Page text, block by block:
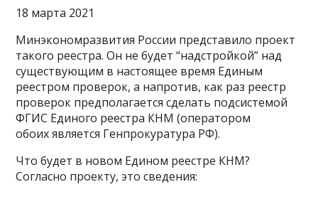
18 марта 2021
Минэкономразвития России представило проект
такого реестра. Он не будет “надстройкой” над
существующим в настоящее время Единым
реестром проверок, а напротив, как раз реестр
проверок предполагается сделать подсистемой
ФГИС Единого реестра КНМ (оператором
обоих является Генпрокуратура РФ).
Что будет в новом Едином реестре КНМ?
Согласно проекту, это сведения: